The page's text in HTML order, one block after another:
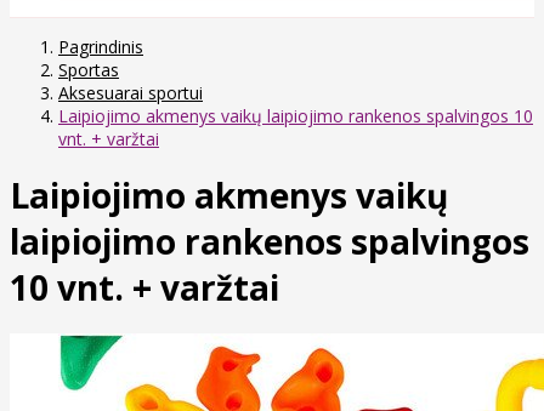
Pagrindinis
Sportas
Aksesuarai sportui
Laipiojimo akmenys vaikų laipiojimo rankenos spalvingos 10
vnt. + varžtai
Laipiojimo akmenys vaikų
laipiojimo rankenos spalvingos
10 vnt. + varžtai